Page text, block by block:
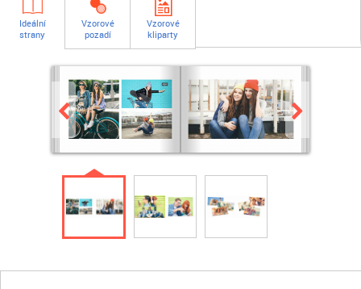
Ideální
strany
Vzorové
pozadí
Vzorové
kliparty